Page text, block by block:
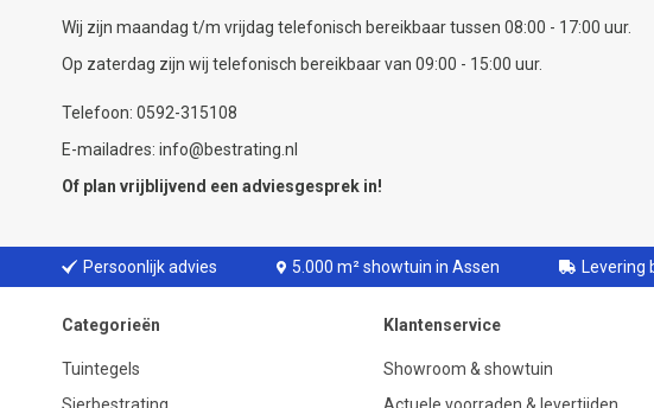
Wij zijn maandag t/m vrijdag telefonisch bereikbaar tussen 08:00 - 17:00 uur.
Op zaterdag zijn wij telefonisch bereikbaar van 09:00 - 15:00 uur.
Telefoon: 0592-315108
E-mailadres: info@bestrating.nl
Of plan vrijblijvend een adviesgesprek in!
Persoonlijk advies 5.000 m² showtuin in Assen Levering
Categorieën
Tuintegels
Klantenservice
Showroom & showtuin